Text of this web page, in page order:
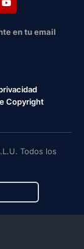
en tu email
Copyright
Todos los